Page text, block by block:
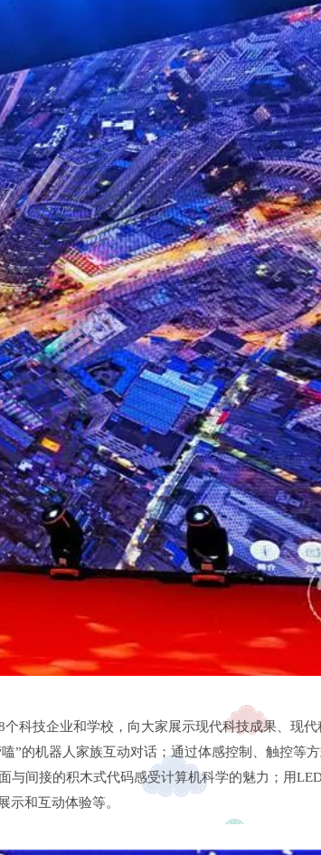
科技企业和学校，向大家展示现代科技成果、现
”的机器人家族互动对话；通过体感控制、触控等
间接的积木式代码感受计算机科学的魅力；用
示和互动体验等。